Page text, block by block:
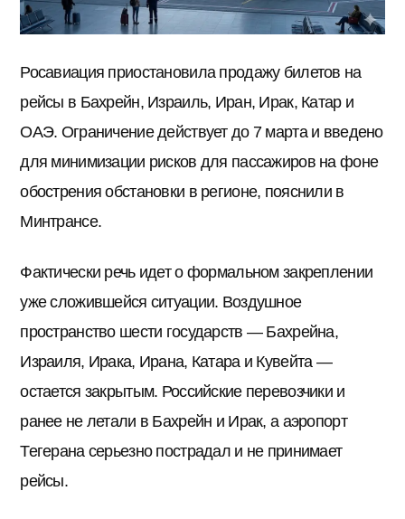
Росавиация приостановила продажу билетов на
рейсы в Бахрейн, Израиль, Иран, Ирак, Катар и
ОАЭ. Ограничение действует до 7 марта и введено
для минимизации рисков для пассажиров на фоне
обострения обстановки в регионе, пояснили в
Минтрансе.
Фактически речь идет о формальном закреплении
уже сложившейся ситуации. Воздушное
пространство шести государств — Бахрейна,
Израиля, Ирака, Ирана, Катара и Кувейта —
остается закрытым. Российские перевозчики и
ранее не летали в Бахрейн и Ирак, а аэропорт
Тегерана серьезно пострадал и не принимает
рейсы.